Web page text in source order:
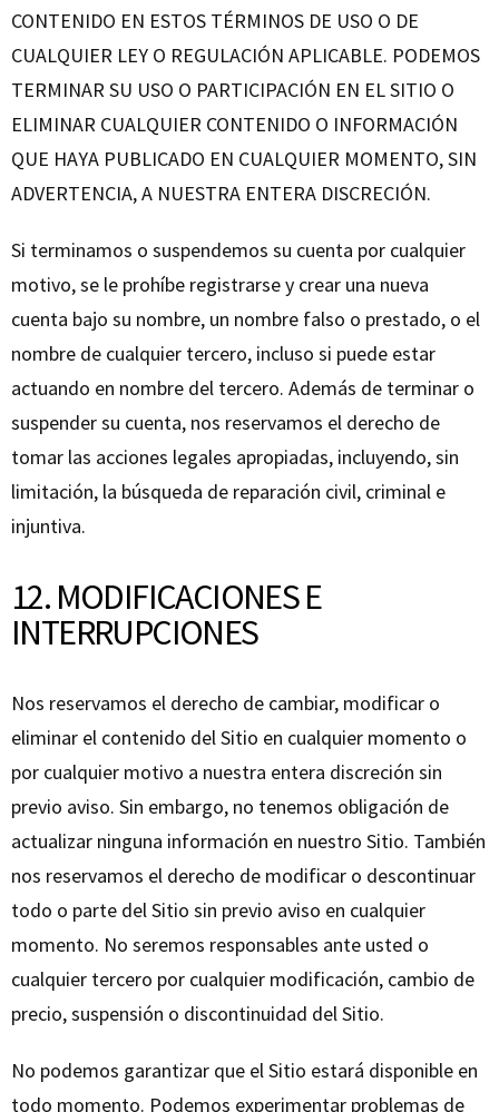
CONTENIDO EN ESTOS TÉRMINOS DE USO O DE
CUALQUIER LEY O REGULACIÓN APLICABLE. PODEMOS
TERMINAR SU USO O PARTICIPACIÓN EN EL SITIO O
ELIMINAR CUALQUIER CONTENIDO O INFORMACIÓN
QUE HAYA PUBLICADO EN CUALQUIER MOMENTO, SIN
ADVERTENCIA, A NUESTRA ENTERA DISCRECIÓN.
Si terminamos o suspendemos su cuenta por cualquier
motivo, se le prohíbe registrarse y crear una nueva
cuenta bajo su nombre, un nombre falso o prestado, o el
nombre de cualquier tercero, incluso si puede estar
actuando en nombre del tercero. Además de terminar o
suspender su cuenta, nos reservamos el derecho de
tomar las acciones legales apropiadas, incluyendo, sin
limitación, la búsqueda de reparación civil, criminal e
injuntiva.
12. MODIFICACIONES E
INTERRUPCIONES
Nos reservamos el derecho de cambiar, modificar o
eliminar el contenido del Sitio en cualquier momento o
por cualquier motivo a nuestra entera discreción sin
previo aviso. Sin embargo, no tenemos obligación de
actualizar ninguna información en nuestro Sitio. También
nos reservamos el derecho de modificar o descontinuar
todo o parte del Sitio sin previo aviso en cualquier
momento. No seremos responsables ante usted o
cualquier tercero por cualquier modificación, cambio de
precio, suspensión o discontinuidad del Sitio.
No podemos garantizar que el Sitio estará disponible en
todo momento. Podemos experimentar problemas de